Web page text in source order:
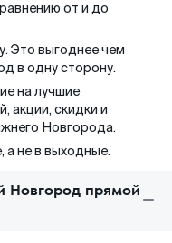
от и до
Это выгоднее чем
в одну сторону.
на лучшие
акции, скидки и
Новгорода.
а не в выходные.
Новгород прямой